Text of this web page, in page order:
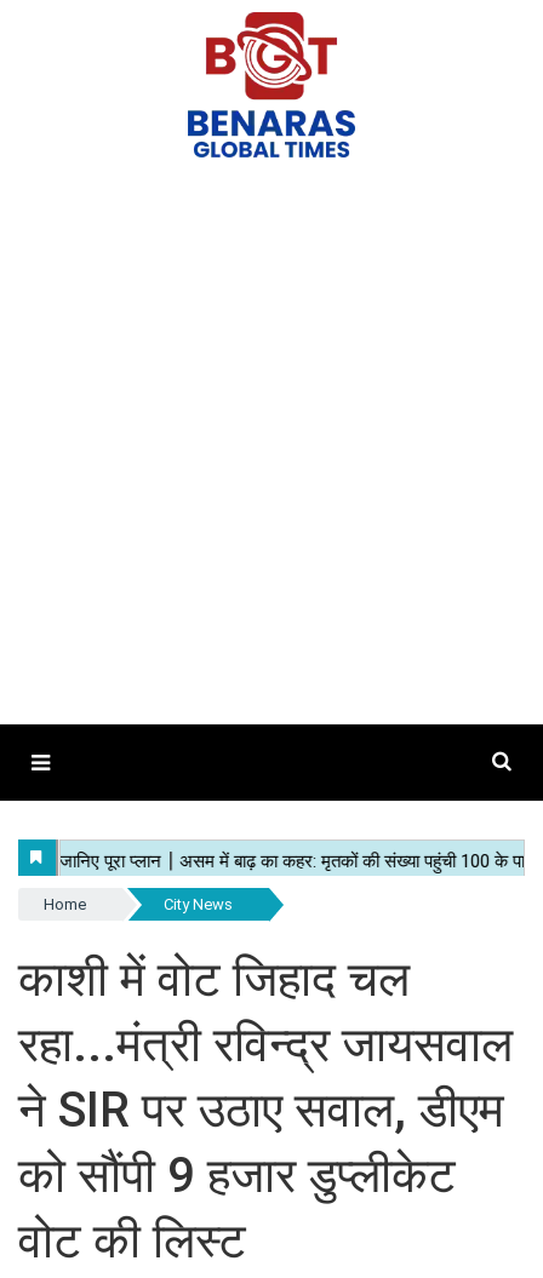
Home City News
काशी में वोट जिहाद चल
रहा...मंत्री रविन्द्र जायसवाल
ने SIR पर उठाए सवाल, डीएम
को सौंपी 9 हजार डुप्लीकेट
वोट की लिस्ट